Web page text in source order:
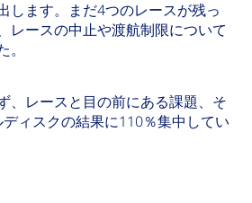
します。まだ4つのレースが残っ
レースの中止や渡航制限について
、レースと目の前にある課題、そ
ィスクの結果に110％集中してい